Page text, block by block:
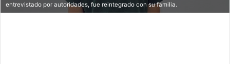
entrevistado por autoridades, fue reintegrado con su familia.